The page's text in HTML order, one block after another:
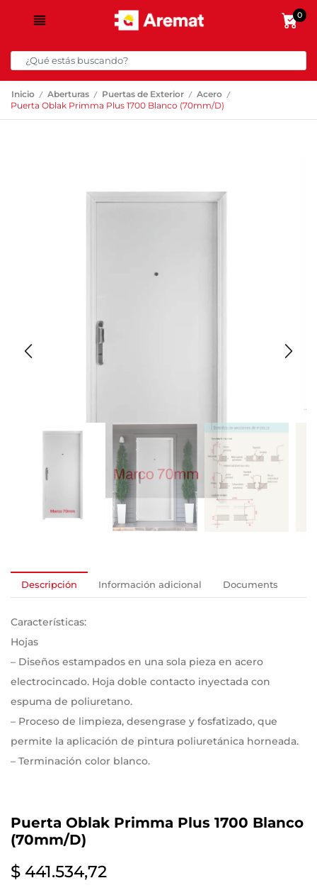
0
Inicio / Aberturas / Puertas de Exterior / Acero /
Puerta Oblak Primma Plus 1700 Blanco (70mm/D)
Descripción Información adicional Documents
Características:
Hojas
– Diseños estampados en una sola pieza en acero
electrocincado. Hoja doble contacto inyectada con
espuma de poliuretano.
– Proceso de limpieza, desengrase y fosfatizado, que
permite la aplicación de pintura poliuretánica horneada.
– Terminación color blanco.
– De acero electrocincado, calibre nº 20.
– Los encastres están resueltos exteriormente a 45º.
Herrajes y accesorios
Puerta Oblak Primma Plus 1700 Blanco
(70mm/D)
$ 441.534,72